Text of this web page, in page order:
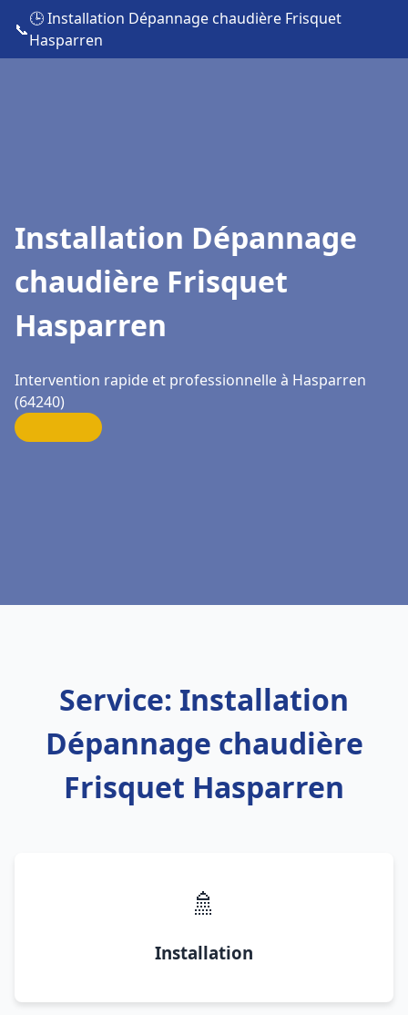
📞
🕒 Installation Dépannage chaudière Frisquet
Hasparren
Installation Dépannage
chaudière Frisquet
Hasparren
Intervention rapide et professionnelle à Hasparren
(64240)
Service: Installation
Dépannage chaudière
Frisquet Hasparren
🚿
Installation